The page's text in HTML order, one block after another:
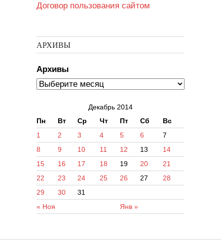
Договор пользования сайтом
АРХИВЫ
Архивы
Декабрь 2014
Пн
Вт Ср Чт Пт Сб Вс
« Ноя Янв »
1 2 3 4 5 6
7
8
9 10 11 12 13
14
15
16 17 18 19 20
21
22
23 24 25 26 27
28
29
30 31